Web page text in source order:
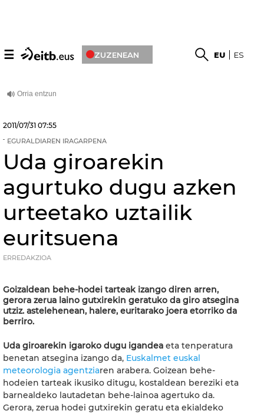
☰ ZUZENEAN EU ES
2011/07/31 07:55
EGURALDIAREN IRAGARPENA
Uda giroarekin
agurtuko dugu azken
urteetako uztailik
euritsuena
ERREDAKZIOA
Goizaldean behe-hodei tarteak izango diren arren,
gerora zerua laino gutxirekin geratuko da giro atsegina
utziz. astelehenean, halere, euritarako joera etorriko da
berriro.
Uda giroarekin igaroko dugu igandea eta tenperatura
benetan atsegina izango da, Euskalmet euskal
meteorologia agentziaren arabera. Goizean behe-
hodeien tarteak ikusiko ditugu, kostaldean bereziki eta
barnealdeko lautadetan behe-lainoa agertuko da.
Gerora, zerua hodei gutxirekin geratu eta ekialdeko